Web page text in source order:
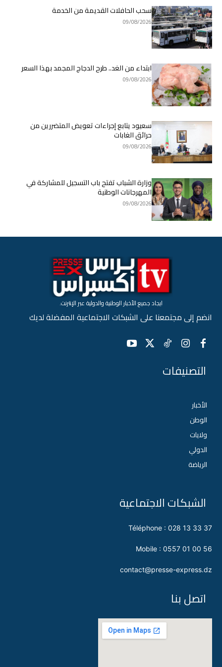
سحب الحافلات القديمة من الخدمة
09/08/2026
ابتداء من الغد.. طرح الدجاج المجمد بهذا السعر
09/08/2026
سعيود يتابع إجراءات تعويض المتضررين من
حرائق الغابات
09/08/2026
وزارة الشباب تفتح باب التسجيل للمشاركة في
المهرجانات الوطنية
09/08/2026
اتصل بنا
الشبكات الاجتماعية
Téléphone : 028 13 33 37
Mobile : 0557 01 00 56
contact@presse-express.dz
التصنيفات
الأخبار
الوطن
ولايات
الدولي
الرياضة
ايجاد جميع الأخبار الوطنية والدولية عبر الإنترنت.
انضم إلى مجتمعنا على الشبكات الاجتماعية المفضلة لديك